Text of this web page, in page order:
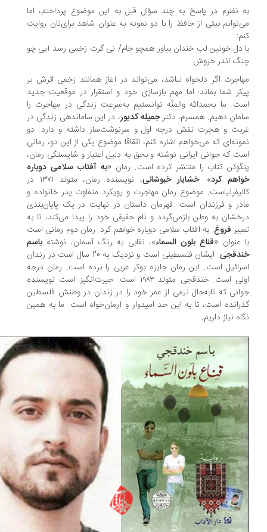
نظرم در پاسخ به چند سؤال قبل به این موضوع پرداختم، اما
بیتی از حافظ را با دو نمونه به ‌عنوان شاهد برای‌تان روایت
دل خونین لب خندان بیاور همچو جام/ نی گرت زخمی رسد آیی چو
اندر خروش
اگر دلخواه نباشد، می‌تواند در آغاز همانند زخمی اثرش بر
شما بماند؛ اما مهم بازسازی خود و استقرار در موقعیت جدید
ما بحمدالله‌ و‌المنّه توانستیم به‌سرعت زندگی در مهاجرت را
دهیم. همسرم، دکترجمیله کدیور، در این ساماندهی زندگی در
و هجرت نقش درجه اول و سرنوشت‌ساز داشته و دارد. دو
که می‌خواهم اشاره کنم، اتقاقا موضوع یکی از این دو، رمانی
که جوانی ایرانی نوشته و بحق به دلیل اعتبار و شایستگی رمان،
کتاب را منتشر کرده است. رمان « به آفتاب سلامی دوباره
کرد». خشایار خبوشانی
، نویسنده رمان، متولد ۱۳۷۱ در
موضوع رمان مهاجرت و رویکرد متفاوت پدر خانواده و
و فرزندان است. قهرمان داستان در نهایت در یک پایان‌بندی
به وطن بازمی‌گردد و نام حقیقی خود را پیدا می‌کند، تا به
فروغ: به آفتاب سلامی دوباره خواهم کرد. رمان دوم رمانی است
عنوان «قناع بلون السماء »، نقابی به رنگ آسمان، نوشته باسم
. ایشان فلسطینی است و نزدیک به 20 سال است در زندان
است. این رمان جایزه بوکر عربی را برده است. رمان درجه
اولی است. خندقجی متولد ۱۹۸۳ است. حیرت‌انگیز است نویسنده
که تا‌به‌حال نیمی از عمر خود را در زندان در وطنش فلسطین
است، تا به این حد امیدوار و آرمان‌خواه است. ما به همین
نیاز داریم.